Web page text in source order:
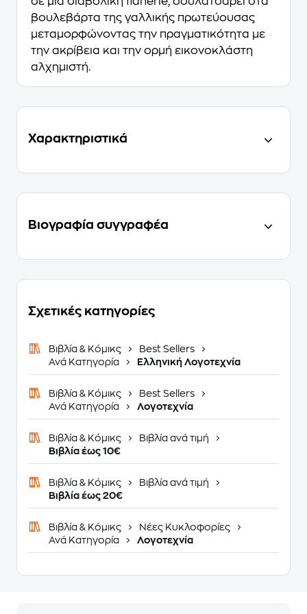
βουλεβάρτα της γαλλικής πρωτεύουσας
μεταμορφώνοντας την πραγματικότητα με
την ακρίβεια και την ορμή εικονοκλάστη
αλχημιστή.
Χαρακτηριστικά
Βιογραφία συγγραφέα
Σχετικές κατηγορίες
Βιβλία & Κόμικς
Best Sellers
Ανά Κατηγορία
Ελληνική Λογοτεχνία
Βιβλία & Κόμικς
Best Sellers
Ανά Κατηγορία
Λογοτεχνία
Βιβλία & Κόμικς
Βιβλία ανά τιμή
Βιβλία έως 10€
Βιβλία & Κόμικς
Βιβλία ανά τιμή
Βιβλία έως 20€
Βιβλία & Κόμικς
Νέες Κυκλοφορίες
Ανά Κατηγορία
Λογοτεχνία